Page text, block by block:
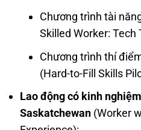
Chương trình tài
Skilled Worker:
Chương trình thí
(Hard-to-Fill Skills
Lao động có kinh
Saskatchewan (Worker